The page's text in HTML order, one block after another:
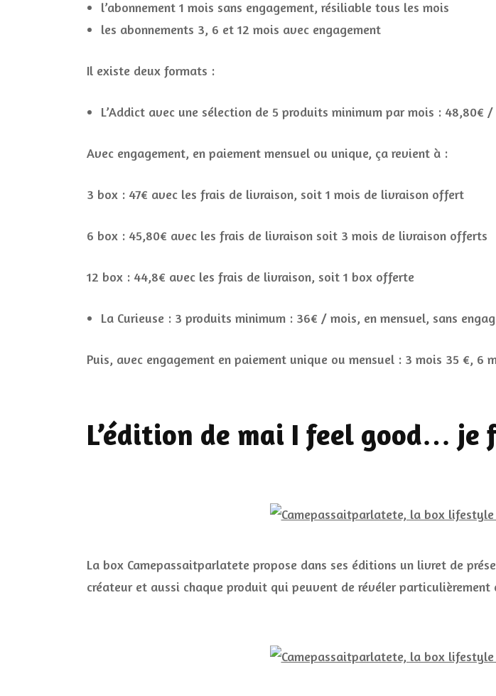
l’abonnement 1 mois sans engagement, résiliable tous les mois
les abonnements 3, 6 et 12 mois avec engagement
Il existe deux formats :
L’Addict avec une sélection de 5 produits minimum par mois : 48,80€
Avec engagement, en paiement mensuel ou unique, ça revient à :
3 box : 47€ avec les frais de livraison, soit 1 mois de livraison offert
6 box : 45,80€ avec les frais de livraison soit 3 mois de livraison offerts
12 box : 44,8€ avec les frais de livraison, soit 1 box offerte
La Curieuse : 3 produits minimum : 36€ / mois, en mensuel, sans
Puis, avec engagement en paiement unique ou mensuel : 3 mois 35 €, 6
L’édition de mai I feel good… je
La box Camepassaitparlatete propose dans ses éditions un livret de
créateur et aussi chaque produit qui peuvent de révéler